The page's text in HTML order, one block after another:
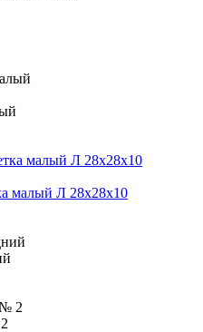
Л 28х28х10